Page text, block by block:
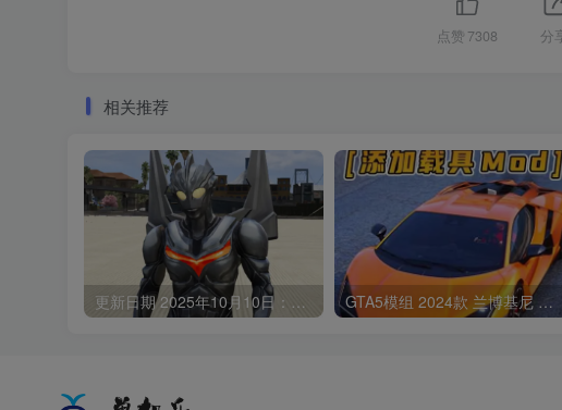
点赞 7308 分
相关推荐
更新日期 2025年10月10日：v1.71《GTA5》传承版 分享6个修改器 [ ST – RT – NT – QV – MY – NET ] 改键版 [简体汉化] V2 GTA5模组 2024款 兰博基尼 Revuelto BY_vanquishky [添加载具] MOD